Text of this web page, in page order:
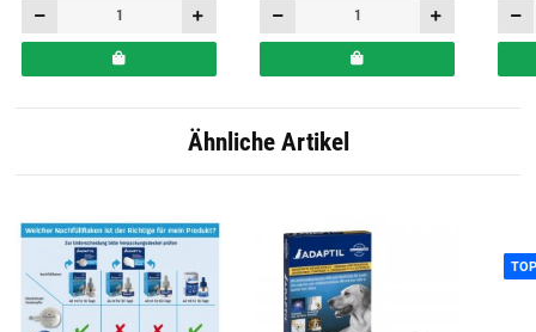
Ähnliche Artikel